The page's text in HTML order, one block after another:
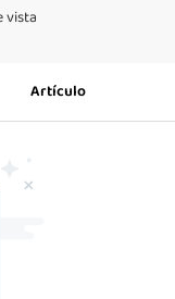
vista
Artículo